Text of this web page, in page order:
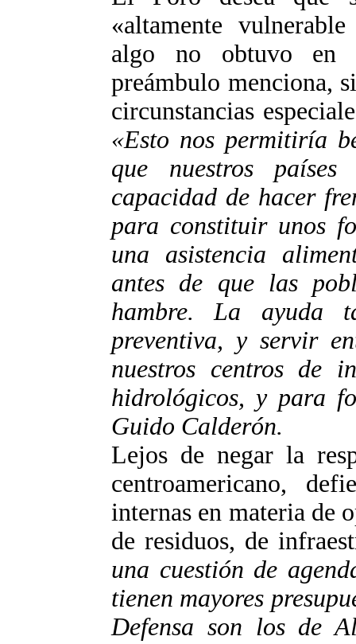
«altamente
algo no obtuvo en
preámbulo menciona,
circunstancias
«Esto nos permitiría
que nuestros
capacidad de hacer
para constituir unos
una asistencia
antes de que las
hambre. La ayuda
preventiva, y servir
nuestros centros de
hidrológicos, y para
Guido Calderón.
Lejos de negar la
centroamericano,
internas en materia de
de residuos, de
una cuestión de
tienen mayores
Defensa son los de